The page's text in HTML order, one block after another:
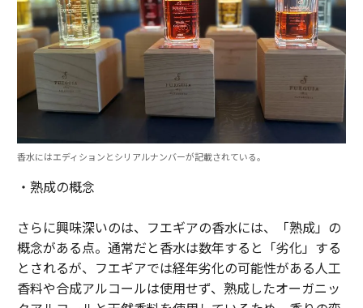
香水にはエディションとシリアルナンバーが記載されている。
・熟成の概念
さらに興味深いのは、フエギアの香水には、「熟成」の
概念がある点。通常だと香水は数年すると「劣化」する
とされるが、フエギアでは経年劣化の可能性がある人工
香料や合成アルコールは使用せず、熟成したオーガニッ